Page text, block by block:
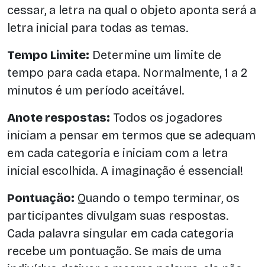
cessar, a letra na qual o objeto aponta será a
letra inicial para todas as temas.
Tempo Limite: Determine um limite de
tempo para cada etapa. Normalmente, 1 a 2
minutos é um período aceitável.
Anote respostas: Todos os jogadores
iniciam a pensar em termos que se adequam
em cada categoria e iniciam com a letra
inicial escolhida. A imaginação é essencial!
Pontuação: Quando o tempo terminar, os
participantes divulgam suas respostas.
Cada palavra singular em cada categoria
recebe um pontuação. Se mais de uma